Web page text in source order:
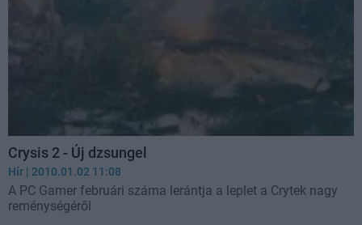
Crysis 2 - Új dzsungel
Hír | 2010.01.02 11:08
A PC Gamer februári száma lerántja a leplet a Crytek nagy
reménységéről